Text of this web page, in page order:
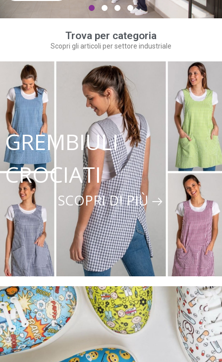
Trova per categoria
Scopri gli articoli per settore industriale
GREMBIULI
CROCIATI
SCOPRI DI PIÙ